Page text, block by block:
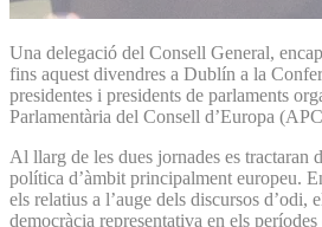
Una delegació del Consell General,
fins aquest divendres a Dublín a la
presidentes i presidents de parlaments
Parlamentària del Consell d’Europa
Al llarg de les dues jornades es tractaran
política d’àmbit principalment europeu.
els relatius a l’auge dels discursos d’odi,
democràcia representativa en els